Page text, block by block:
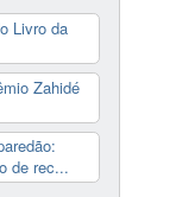
Livro da
Zahidé
de rec...